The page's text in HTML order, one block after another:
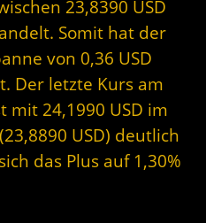
23,8390 USD
Somit hat der
von 0,36 USD
Der letzte Kurs am
mit 24,1990 USD im
USD) deutlich
das Plus auf 1,30%